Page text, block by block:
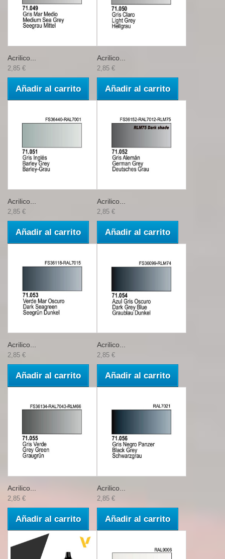
Acrilico...
2,85 €
Añadir al carrito
Acrilico...
2,85 €
Añadir al carrito
Acrilico...
2,85 €
Añadir al carrito
Acrilico...
2,85 €
Añadir al carrito
Acrilico...
2,85 €
Añadir al carrito
Acrilico...
2,85 €
Añadir al carrito
Acrilico...
2,85 €
Añadir al carrito
Acrilico...
2,85 €
Añadir al carrito